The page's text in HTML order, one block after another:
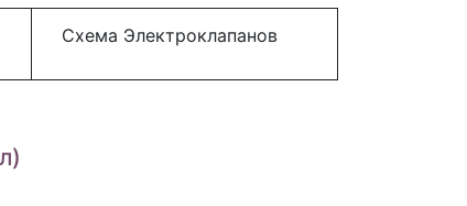
Схема Электроклапанов